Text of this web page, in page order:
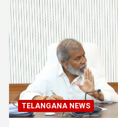
TELANGANA NEWS